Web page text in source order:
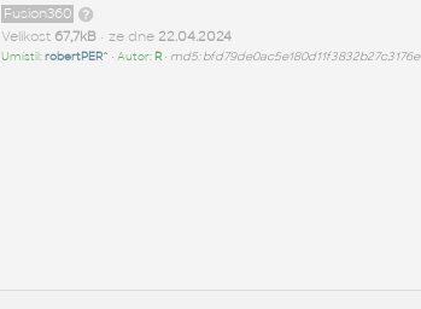
Fusion360
Velikost 67,7kB• ze dne 22.04.2024
Umístil:robertPER^ • Autor: R• md5: bfd79de0ac5e180d11f3832b27c3176e